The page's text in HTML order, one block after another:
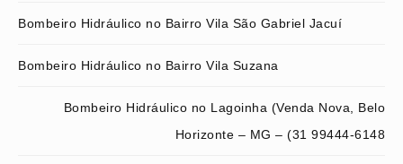
Bombeiro Hidráulico no Bairro Vila São Gabriel Jacuí
Bombeiro Hidráulico no Bairro Vila Suzana
Bombeiro Hidráulico no Lagoinha (Venda Nova, Belo
Horizonte – MG – (31 99444-6148